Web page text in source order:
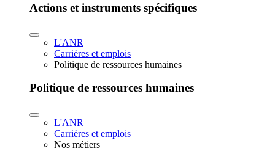
Actions et instruments spécifiques
L'ANR
Carrières et emplois
Politique de ressources humaines
Politique de ressources humaines
L'ANR
Carrières et emplois
Nos métiers